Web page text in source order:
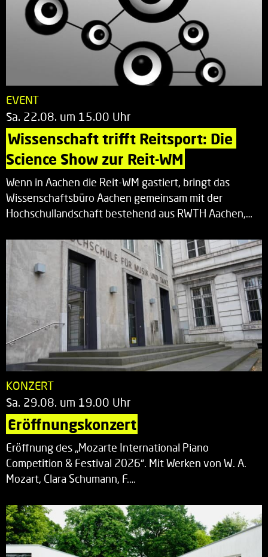
EVENT
Sa. 22.08. um 15.00 Uhr
Wissenschaft trifft Reitsport: Die
Science Show zur Reit-WM
Wenn in Aachen die Reit-WM gastiert, bringt das
Wissenschaftsbüro Aachen gemeinsam mit der
Hochschullandschaft bestehend aus RWTH Aachen,…
KONZERT
Sa. 29.08. um 19.00 Uhr
Eröffnungskonzert
Eröffnung des „Mozarte International Piano
Competition & Festival 2026“. Mit Werken von W. A.
Mozart, Clara Schumann, F.…